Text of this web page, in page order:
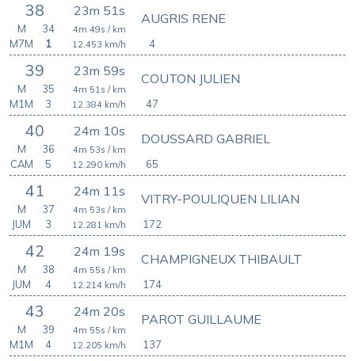
38 23m 51s
4
AUGRIS RENE
4m 49s / km
12.453 km/h
M
34
M7M
1
39 23m 59s
47
COUTON JULIEN
4m 51s / km
12.384 km/h
M
35
M1M
3
40 24m 10s
65
DOUSSARD GABRIEL
4m 53s / km
12.290 km/h
M
36
CAM
5
41 24m 11s
172
VITRY-POULIQUEN LILIAN
4m 53s / km
12.281 km/h
M
37
JUM
3
42 24m 19s
174
CHAMPIGNEUX THIBAULT
4m 55s / km
12.214 km/h
M
38
JUM
4
43 24m 20s
137
PAROT GUILLAUME
4m 55s / km
12.205 km/h
M
39
M1M
4